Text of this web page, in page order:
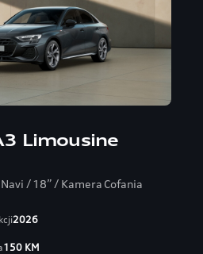
Limousine
/ 18” / Kamera Cofania
2026
150KM